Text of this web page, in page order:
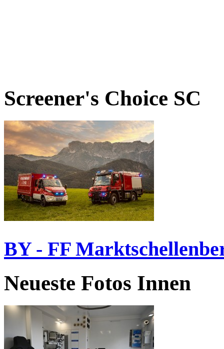
Screener's Choice SC
BY - FF
Neueste Fotos Innen